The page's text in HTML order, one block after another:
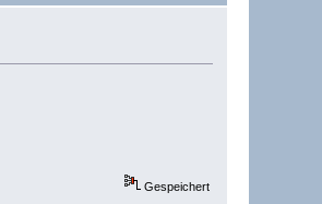
Gespeichert